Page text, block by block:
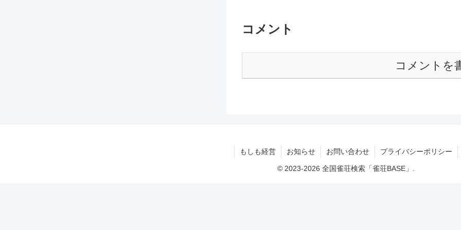
コメント
コメントを
もしも経営 お知らせ お問い合わせ プライバシーポリシー
© 2023-2026 全国雀荘検索「雀荘BASE」.